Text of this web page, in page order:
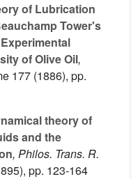
of Lubrication
Tower's
of Olive Oil,
177 (1886), pp.
theory of
and the
, Philos. Trans. R.
pp. 123-164